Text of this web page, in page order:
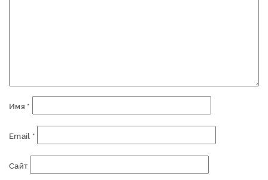
Имя *
Email *
Сайт